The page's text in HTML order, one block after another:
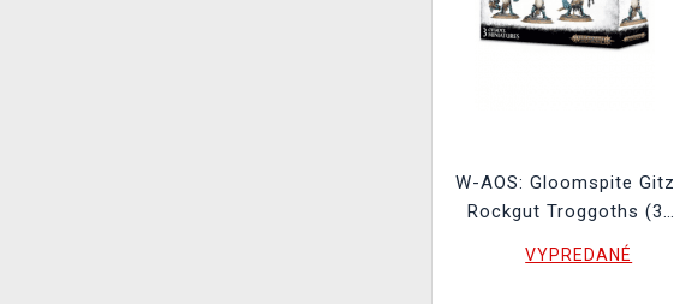
W-AOS: Gloomspite Gitz
Rockgut Troggoths (3
VYPREDANÉ